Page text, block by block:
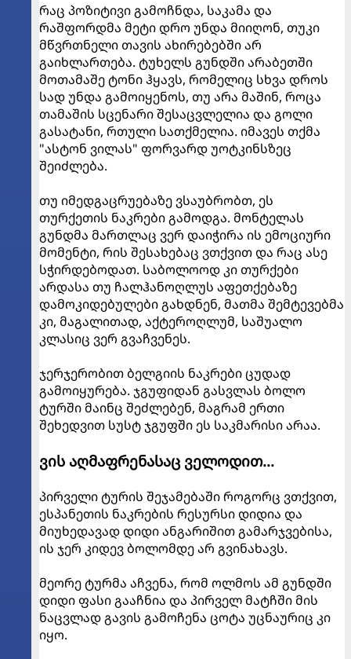
რაც პოზიტივი გამოჩნდა, საკამა და
რაშფორდმა მეტი დრო უნდა მიიღონ, თუკი
მწვრთნელი თავის ახირებებში არ
გაიხლართება. ტუხელს გუნდში არაბეთში
მოთამაშე ტონი ჰყავს, რომელიც სხვა დროს
სად უნდა გამოიყენოს, თუ არა მაშინ, როცა
თამაშის სცენარი შესაცვლელია და გოლი
გასატანი, რთული სათქმელია. იმავეს თქმა
"ასტონ ვილას" ფორვარდ უოტკინსზეც
შეიძლება.
თუ იმედგაცრუებაზე ვსაუბრობთ, ეს
თურქეთის ნაკრები გამოდგა. მონტელას
გუნდმა მართლაც ვერ დაიჭირა ის ემოციური
მომენტი, რის შესახებაც ვთქვით და რაც ასე
სჭირდებოდათ. საბოლოოდ კი თურქები
არდასა თუ ჩალჰანოღლუს აფეთქებაზე
დამოკიდებულები გახდნენ, მათმა შემტევებმა
კი, მაგალითად, აქტეროღლუმ, საშუალო
კლასიც ვერ გვაჩვენეს.
ჯერჯერობით ბელგიის ნაკრები ცუდად
გამოიყურება. ჯგუფიდან გასვლას ბოლო
ტურში მაინც შეძლებენ, მაგრამ ერთი
შეხედვით სუსტ ჯგუფში ეს საკმარისი არაა.
ვის აღმაფრენასაც ველოდით...
პირველი ტურის შეჯამებაში როგორც ვთქვით,
ესპანეთის ნაკრების რესურსი დიდია და
მიუხედავად დიდი ანგარიშით გამარჯვებისა,
ის ჯერ კიდევ ბოლომდე არ გვინახავს.
მეორე ტურმა აჩვენა, რომ ოლმოს ამ გუნდში
დიდი ფასი გააჩნია და პირველ მატჩში მის
ნაცვლად გავის გამოჩენა ცოტა უცნაურიც კი
იყო.